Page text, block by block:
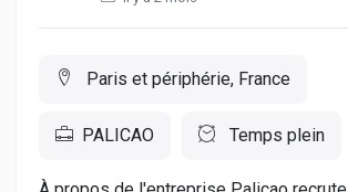
Paris et périphérie, France
PALICAO Temps plein